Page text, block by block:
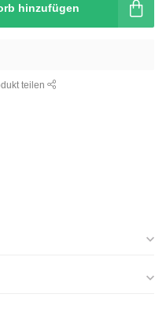
hinzufügen
teilen